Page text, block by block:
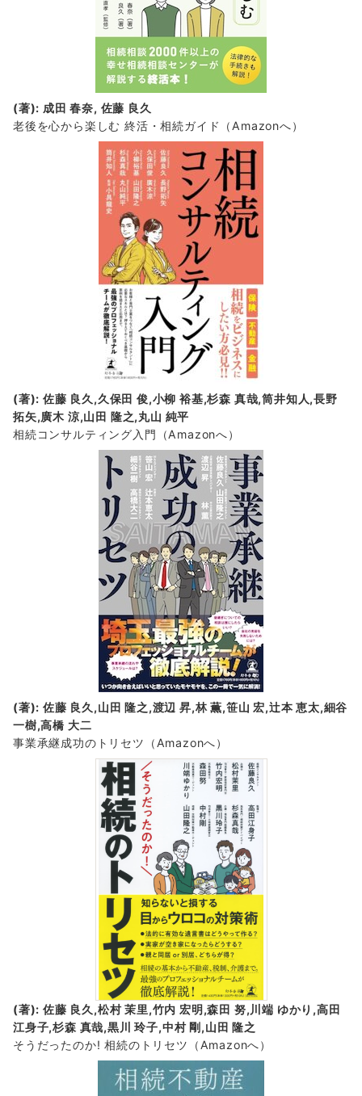
(著): 成田 春奈, 佐藤 良久
老後を心から楽しむ 終活・相続ガイド
（Amazonへ）
(著): 佐藤 良久,久保田 俊,小柳 裕基,杉森 真哉,筒井知人,長野
拓矢,廣木 涼,山田 隆之,丸山 純平
相続コンサルティング入門 （Amazonへ）
(著): 佐藤 良久,山田 隆之,渡辺 昇,林 薫,笹山 宏,辻本 恵太,細谷
一樹,高橋 大二
事業承継成功のトリセツ
（Amazonへ）
(著): 佐藤 良久,松村 茉里,竹内 宏明,森田 努,川端 ゆかり,高田
江身子,杉森 真哉,黒川 玲子,中村 剛,山田 隆之
そうだったのか! 相続のトリセツ
（Amazonへ）